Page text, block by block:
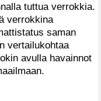
tuttua verrokkia.
verrokkina
saman
vertailukohtaa
avulla havainnot